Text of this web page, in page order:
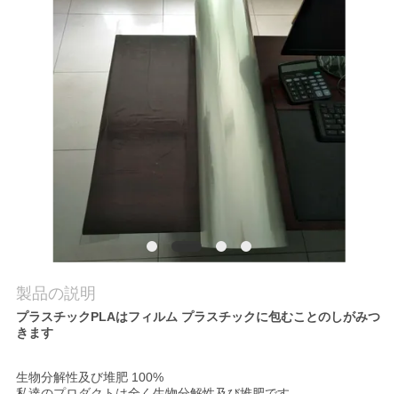
ニ
ュ
製品の説明
プラスチックPLAはフィルム プラスチックに包むことのしがみつ
きます
生物分解性及び堆肥 100%